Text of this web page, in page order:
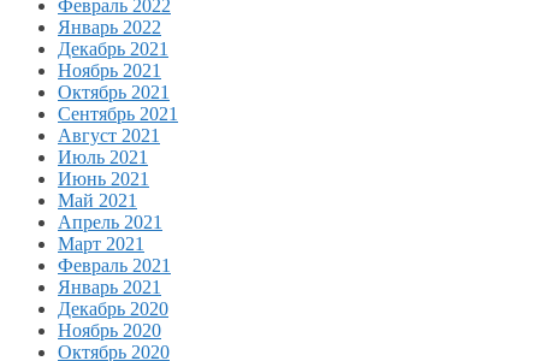
Февраль 2022
Январь 2022
Декабрь 2021
Ноябрь 2021
Октябрь 2021
Сентябрь 2021
Август 2021
Июль 2021
Июнь 2021
Май 2021
Апрель 2021
Март 2021
Февраль 2021
Январь 2021
Декабрь 2020
Ноябрь 2020
Октябрь 2020